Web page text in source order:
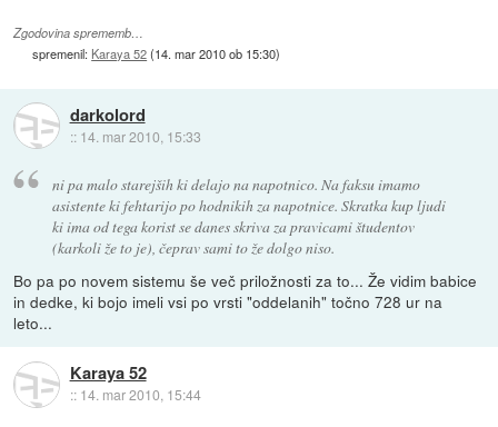
Zgodovina sprememb…
spremenil: Karaya 52(14. mar 2010 ob 15:30)
darkolord
:: 14. mar 2010, 15:33
ni pa malo starejših ki delajo na napotnico. Na faksu imamo
asistente ki fehtarijo po hodnikih za napotnice. Skratka kup ljudi
ki ima od tega korist se danes skriva za pravicami študentov
(karkoli že to je), čeprav sami to že dolgo niso.
Bo pa po novem sistemu še več priložnosti za to... Že vidim babice
in dedke, ki bojo imeli vsi po vrsti "oddelanih" točno 728 ur na
leto...
Karaya 52
:: 14. mar 2010, 15:44